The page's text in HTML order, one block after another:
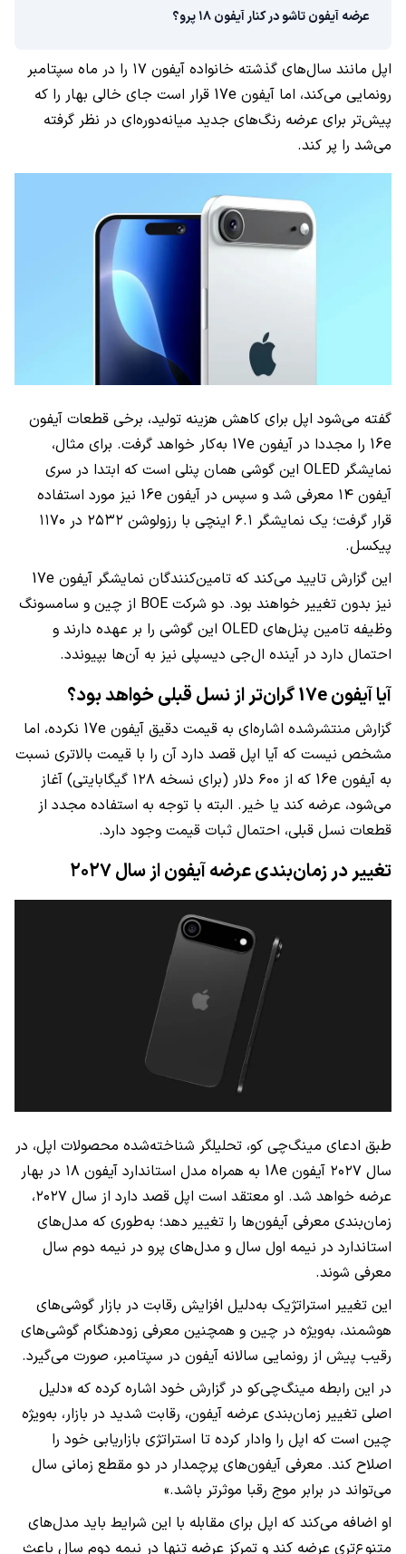
عرضه آیفون تاشو در کنار آیفون ۱۸ پرو؟
اپل مانند سال‌های گذشته خانواده آیفون ۱۷ را در ماه سپتامبر
رونمایی می‌کند، اما آیفون 17e قرار است جای خالی بهار را که
پیش‌تر برای عرضه رنگ‌های جدید میانه‌دوره‌ای در نظر گرفته
می‌شد را پر کند.
گفته می‌شود اپل برای کاهش هزینه تولید، برخی قطعات آیفون
16e را مجددا در آیفون 17e به‌کار خواهد گرفت. برای مثال،
نمایشگر OLED این گوشی همان پنلی است که ابتدا در سری
آیفون ۱۴ معرفی شد و سپس در آیفون 16e نیز مورد استفاده
قرار گرفت؛ یک نمایشگر ۶.۱ اینچی با رزولوشن ۲۵۳۲ در ۱۱۷۰
پیکسل.
این گزارش تایید می‌کند که تامین‌کنندگان نمایشگر آیفون 17e
نیز بدون تغییر خواهند بود. دو شرکت BOE از چین و سامسونگ
وظیفه تامین پنل‌های OLED این گوشی را بر عهده دارند و
احتمال دارد در آینده ال‌جی دیسپلی نیز به آن‌ها بپیوندد.
آیا آیفون 17e گران‌تر از نسل قبلی خواهد بود؟
گزارش منتشرشده اشاره‌ای به قیمت دقیق آیفون 17e نکرده، اما
مشخص نیست که آیا اپل قصد دارد آن را با قیمت بالاتری نسبت
به آیفون 16e که از ۶۰۰ دلار (برای نسخه ۱۲۸ گیگابایتی) آغاز
می‌شود، عرضه کند یا خیر. البته با توجه به استفاده مجدد از
قطعات نسل قبلی، احتمال ثبات قیمت وجود دارد.
تغییر در زمان‌بندی عرضه آیفون از سال ۲۰۲۷
طبق ادعای مینگ‌چی کو، تحلیلگر شناخته‌شده محصولات اپل، در
سال ۲۰۲۷ آیفون 18e به همراه مدل استاندارد آیفون ۱۸ در بهار
عرضه خواهد شد. او معتقد است اپل قصد دارد از سال ۲۰۲۷،
زمان‌بندی معرفی آیفون‌ها را تغییر دهد؛ به‌طوری که مدل‌های
استاندارد در نیمه اول سال و مدل‌های پرو در نیمه دوم سال
معرفی شوند.
این تغییر استراتژیک به‌دلیل افزایش رقابت در بازار گوشی‌های
هوشمند، به‌ویژه در چین و همچنین معرفی زودهنگام گوشی‌های
رقیب پیش از رونمایی سالانه آیفون در سپتامبر، صورت می‌گیرد.
در این رابطه مینگ‌چی‌کو در گزارش خود اشاره کرده که «دلیل
اصلی تغییر زمان‌بندی عرضه آیفون، رقابت شدید در بازار، به‌ویژه
چین است که اپل را وادار کرده تا استراتژی بازاریابی خود را
اصلاح کند. معرفی آیفون‌های پرچمدار در دو مقطع زمانی سال
می‌تواند در برابر موج رقبا موثرتر باشد.»
او اضافه می‌کند که اپل برای مقابله با این شرایط باید مدل‌های
متنوع‌تری عرضه کند و تمرکز عرضه تنها در نیمه دوم سال باعث